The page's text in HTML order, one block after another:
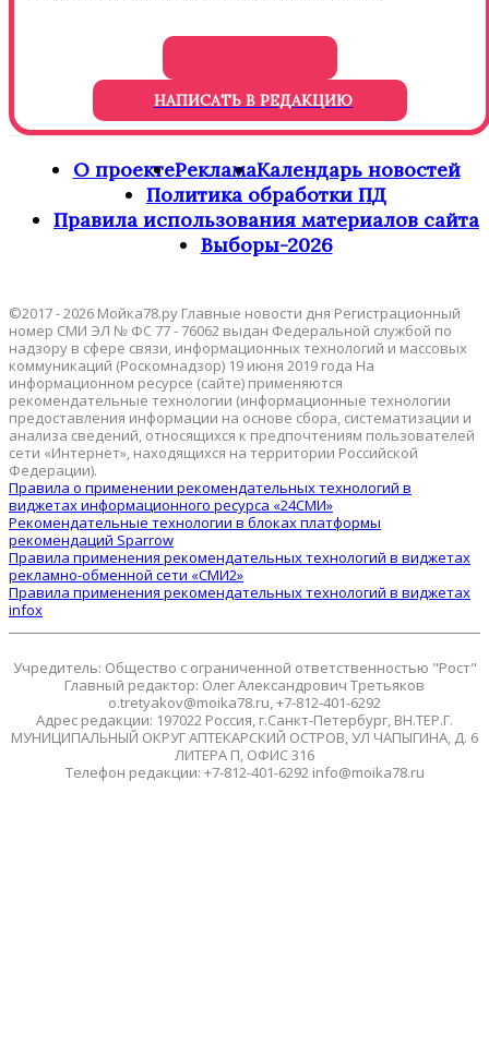
НАПИСАТЬ В РЕДАКЦИЮ
О проектеРекламаКалендарь новостей
Политика обработки ПД
Правила использования материалов сайта
Выборы-2026
©2017 - 2026 Мойка78.ру Главные новости дня Регистрационный
номер СМИ ЭЛ № ФС 77 - 76062 выдан Федеральной службой по
надзору в сфере связи, информационных технологий и массовых
коммуникаций (Роскомнадзор) 19 июня 2019 года На
информационном ресурсе (сайте) применяются
рекомендательные технологии (информационные технологии
предоставления информации на основе сбора, систематизации и
анализа сведений, относящихся к предпочтениям пользователей
сети «Интернет», находящихся на территории Российской
Федерации).
Правила о применении рекомендательных технологий в
виджетах информационного ресурса «24СМИ»
Рекомендательные технологии в блоках платформы
рекомендаций Sparrow
Правила применения рекомендательных технологий в виджетах
рекламно-обменной сети «СМИ2»
Правила применения рекомендательных технологий в виджетах
infox
Учредитель: Общество с ограниченной ответственностью "Рост"
Главный редактор: Олег Александрович Третьяков
o.tretyakov@moika78.ru, +7-812-401-6292
Адрес редакции: 197022 Россия, г.Санкт-Петербург, ВН.ТЕР.Г.
МУНИЦИПАЛЬНЫЙ ОКРУГ АПТЕКАРСКИЙ ОСТРОВ, УЛ ЧАПЫГИНА, Д. 6
ЛИТЕРА П, ОФИС 316
Телефон редакции: +7-812-401-6292 info@moika78.ru